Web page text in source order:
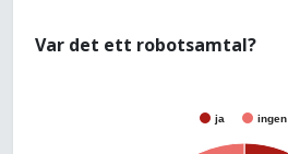
Var det ett robotsamtal?
ja ingen